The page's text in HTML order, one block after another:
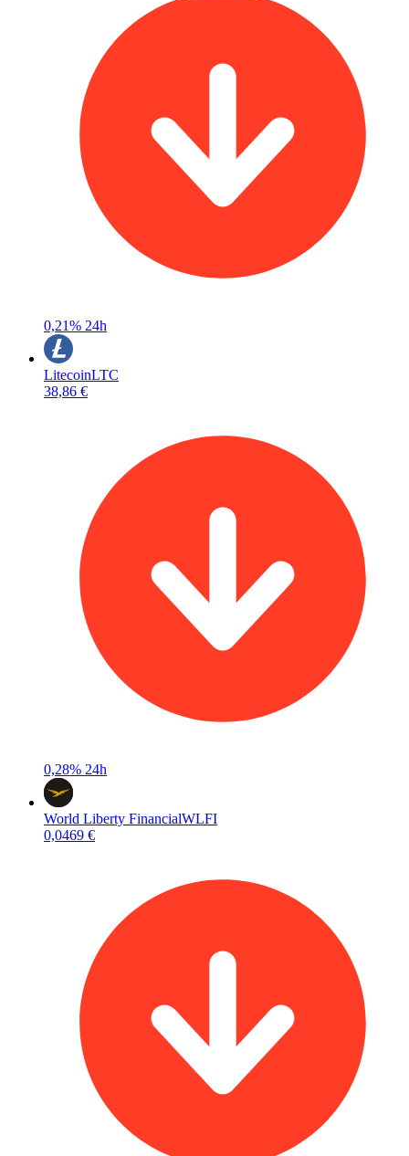
0,21% 24h
LitecoinLTC
38,86 €
0,28% 24h
World Liberty FinancialWLFI
0,0469 €